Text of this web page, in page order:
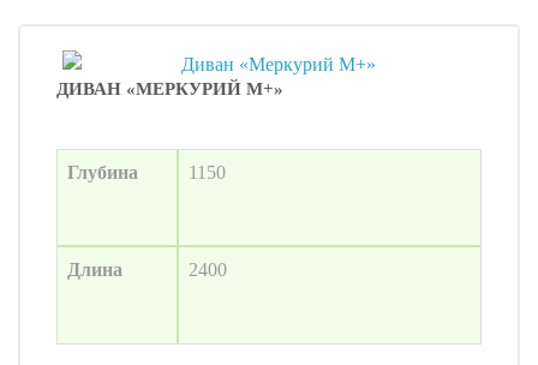
ДИВАН «МЕРКУРИЙ М+»
Глубина 1150
Длина 2400